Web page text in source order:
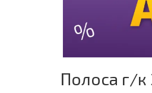
Полоса г/к